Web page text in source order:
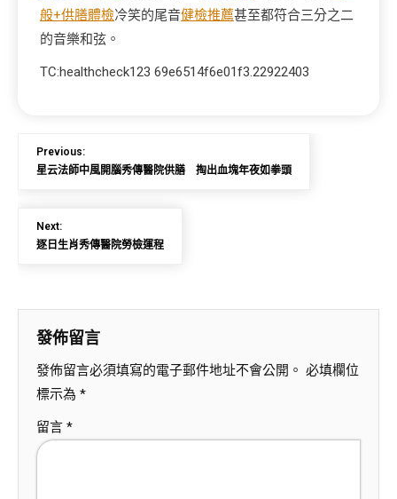
般+供膳體檢冷笑的尾音健檢推薦甚至都符合三分之二
的音樂和弦。
TC:healthcheck123 69e6514f6e01f3.22922403
Previous:
星云法師中風開腦秀傳醫院供膳 掏出血塊年夜如拳頭
Next:
逐日生肖秀傳醫院勞檢運程
發佈留言
發佈留言必須填寫的電子郵件地址不會公開。 必填欄位
標示為 *
留言 *